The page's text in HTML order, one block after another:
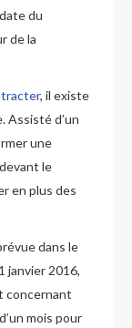
du
de la
, il existe
Assisté d’un
une
devant le
en plus des
dans le
janvier 2016,
concernant
mois pour